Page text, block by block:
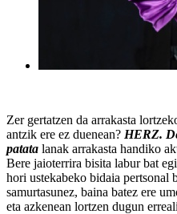
Zer gertatzen da arrakasta
antzik ere ez duenean? HERZ.
patata lanak arrakasta handiko
Bere jaioterrira bisita labur bat
hori ustekabeko bidaia
samurtasunez, baina batez ere
eta azkenean lortzen dugun